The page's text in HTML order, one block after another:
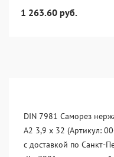
1 263.60 руб.
DIN 7981 Саморез
А2 3,9 x 32 (Артикул:
с доставкой по Санкт-